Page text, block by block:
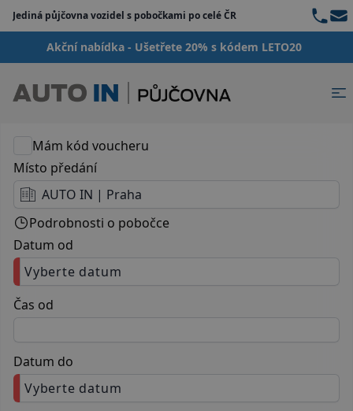
Jediná půjčovna vozidel s pobočkami po celé ČR
Akční nabídka - Ušetřete 20% s kódem LETO20
Mám kód voucheru
Místo předání
AUTO IN | Praha
Podrobnosti o pobočce
Datum od
Vyberte datum
Čas od
Datum do
Vyberte datum
{
  "server": {
"message": "a.replaceAll is not a
}